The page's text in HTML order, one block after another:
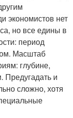
экономистов нет
но все едины в
период
Масштаб
глубине,
Предугадать и
сложно, хотя